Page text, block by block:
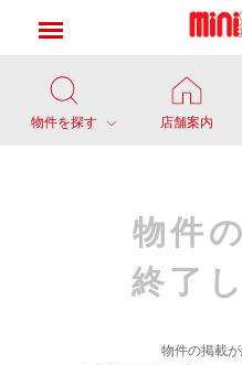
物件を探す 店舗案内
物件
終了
物件の掲載が